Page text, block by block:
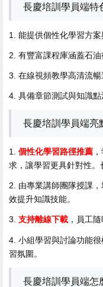
長慶培訓學員端特
1. 能提供個性化學習方
2. 有豐富課程庫涵蓋石
3. 在線視頻教學高清流
4. 具備章節測試與知識
長慶培訓學員端亮
1. 個性化學習路徑推薦
求，讓學習更具針對性。
2. 由專業講師團隊授課
效提升知識技能。
3. 支持離線下載 ，員工
4. 小組學習與討論功能
習氛圍。
長慶培訓學員端怎